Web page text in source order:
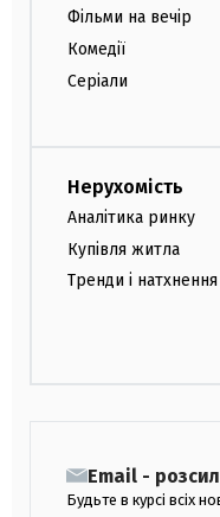
Фільми на вечір
Комедії
Серіали
Нерухомість
Аналітика ринку
Купівля житла
Тренди і натхнення
Email -
Будьте в курсі всіх